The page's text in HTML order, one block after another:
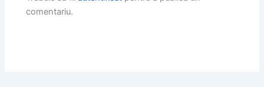
comentariu.